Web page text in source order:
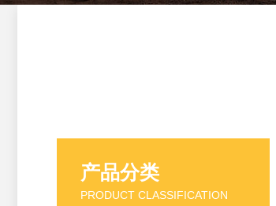
产品分类
PRODUCT CLASSIFICATION